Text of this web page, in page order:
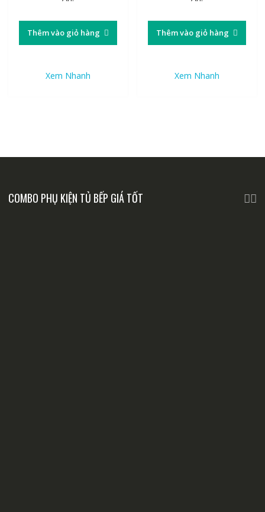
Thêm vào giỏ hàng
Xem Nhanh
Thêm vào giỏ hàng
Xem Nhanh
COMBO PHỤ KIỆN TỦ BẾP GIÁ TỐT